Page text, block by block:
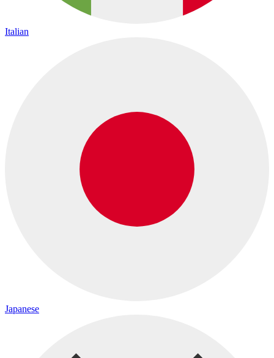
Italian
Japanese